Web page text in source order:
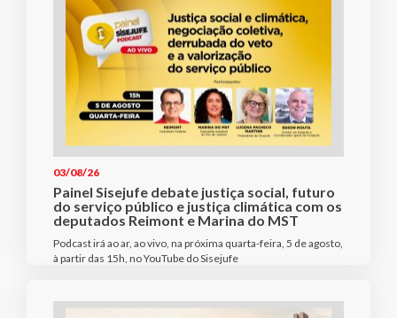
03/08/26
Painel Sisejufe debate justiça social, futuro
do serviço público e justiça climática com os
deputados Reimont e Marina do MST
Podcast irá ao ar, ao vivo, na próxima quarta-feira, 5 de agosto,
à partir das 15h, no YouTube do Sisejufe